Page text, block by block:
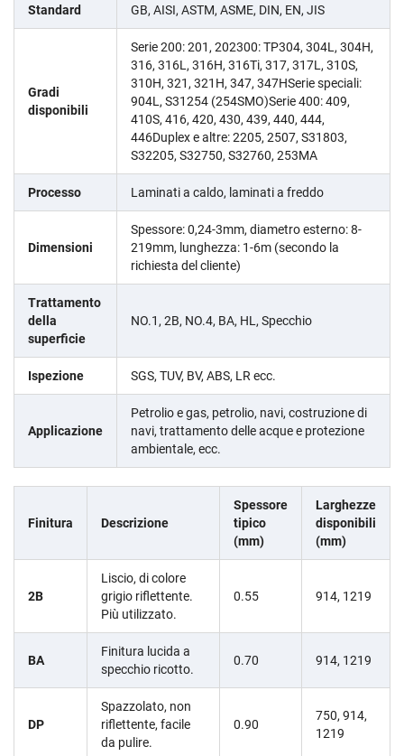
Standard GB, AISI, ASTM, ASME, DIN, EN, JIS
Gradi
disponibili
Serie 200: 201, 202300: TP304, 304L, 304H,
316, 316L, 316H, 316Ti, 317, 317L, 310S,
310H, 321, 321H, 347, 347HSerie speciali:
904L, S31254 (254SMO)Serie 400: 409,
410S, 416, 420, 430, 439, 440, 444,
446Duplex e altre: 2205, 2507, S31803,
S32205, S32750, S32760, 253MA
Processo Laminati a caldo, laminati a freddo
Dimensioni
Spessore: 0,24-3mm, diametro esterno: 8-
219mm, lunghezza: 1-6m (secondo la
richiesta del cliente)
Trattamento
della
superficie
NO.1, 2B, NO.4, BA, HL, Specchio
Ispezione SGS, TUV, BV, ABS, LR ecc.
Applicazione
Petrolio e gas, petrolio, navi, costruzione di
navi, trattamento delle acque e protezione
ambientale, ecc.
Finitura Descrizione
Spessore
tipico
(mm)
Larghezze
disponibili
(mm)
2B
Liscio, di colore
grigio riflettente.
Più utilizzato.
0.55 914, 1219
BA
Finitura lucida a
specchio ricotto.
0.70 914, 1219
DP
Spazzolato, non
riflettente, facile
da pulire.
0.90
750, 914,
1219